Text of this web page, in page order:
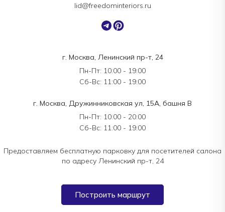
г. Москва, Ленинский пр-т, 24
Пн-Пт: 10:00 - 19:00
Сб-Вс: 11:00 - 19:00
г. Москва, Дружинниковская ул, 15А, башня В
Пн-Пт: 10:00 - 20:00
Сб-Вс: 11:00 - 19:00
Предоставляем бесплатную парковку для посетителей салона
по адресу Ленинский пр-т, 24
Построить маршрут
lid@freedominteriors.ru